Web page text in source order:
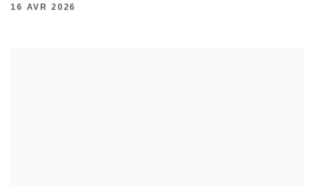
16 AVR 2026